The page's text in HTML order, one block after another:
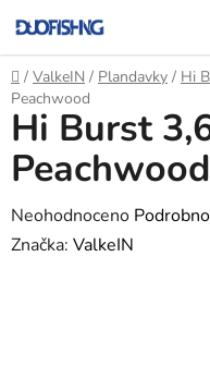
na
obsah
Domů
/ ValkeIN / Plandavky / Hi
Peachwood
Hi Burst
Peachwood
Průměrné
hodnocení
Neohodnoceno
Značka: ValkeIN